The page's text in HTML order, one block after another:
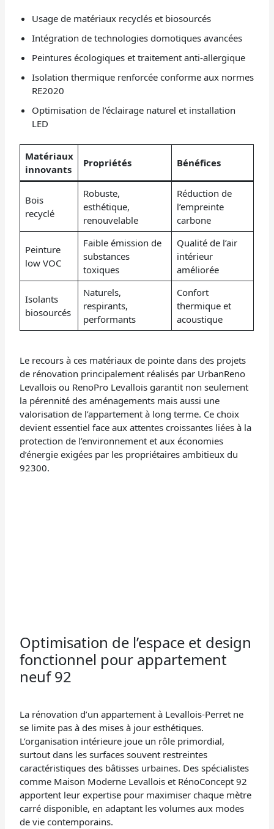
Usage de matériaux recyclés et biosourcés
Intégration de technologies domotiques avancées
Peintures écologiques et traitement anti-allergique
Isolation thermique renforcée conforme aux normes
RE2020
Optimisation de l’éclairage naturel et installation
LED
Matériaux
innovants
Propriétés Bénéfices
Bois
recyclé
Robuste,
esthétique,
renouvelable
Réduction de
l’empreinte
carbone
Peinture
low VOC
Faible émission de
substances
toxiques
Qualité de l’air
intérieur
améliorée
Isolants
biosourcés
Naturels,
respirants,
performants
Confort
thermique et
acoustique
Le recours à ces matériaux de pointe dans des projets
de rénovation principalement réalisés par UrbanReno
Levallois ou RenoPro Levallois garantit non seulement
la pérennité des aménagements mais aussi une
valorisation de l’appartement à long terme. Ce choix
devient essentiel face aux attentes croissantes liées à la
protection de l’environnement et aux économies
d’énergie exigées par les propriétaires ambitieux du
92300.
Optimisation de l’espace et design
fonctionnel pour appartement
neuf 92
La rénovation d’un appartement à Levallois-Perret ne
se limite pas à des mises à jour esthétiques.
L’organisation intérieure joue un rôle primordial,
surtout dans les surfaces souvent restreintes
caractéristiques des bâtisses urbaines. Des spécialistes
comme Maison Moderne Levallois et RénoConcept 92
apportent leur expertise pour maximiser chaque mètre
carré disponible, en adaptant les volumes aux modes
de vie contemporains.